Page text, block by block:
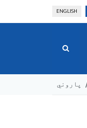
ENGLISH
پاروني